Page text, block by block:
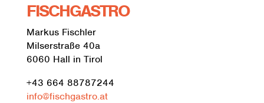
FISCHGASTRO
Markus Fischler
Milserstraße 40a
6060 Hall in Tirol
+43 664 88787244
info@fischgastro.at